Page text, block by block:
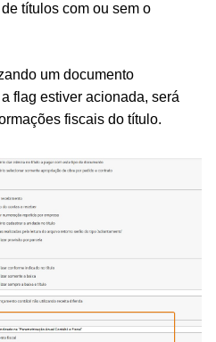
títulos com ou sem o
um documento
flag estiver acionada, será
fiscais do título.